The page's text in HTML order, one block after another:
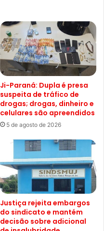
Ji-Paraná: Dupla é presa
suspeita de tráfico de
drogas; drogas, dinheiro e
celulares são apreendidos
5 de agosto de 2026
Justiça rejeita embargos
do sindicato e mantém
decisão sobre adicional